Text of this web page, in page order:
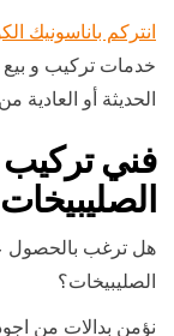
انتركم باناسونيك
خدمات تركيب و بيع و
الحديثة أو العادية
فني
الصليبيخات
هل ترغب بالحصول
الصليبيخات؟
نؤمن بدالات من